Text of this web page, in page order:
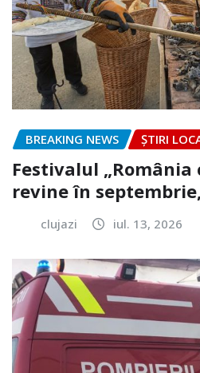
BREAKING NEWS ȘTIRI
Festivalul „România
revine în
clujazi iul. 13, 2026